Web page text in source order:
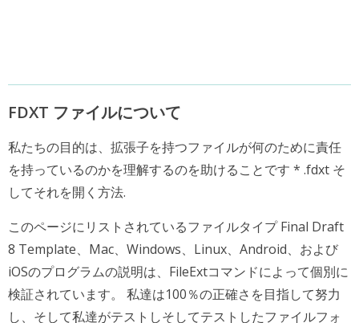
FDXT ファイルについて
私たちの目的は、拡張子を持つファイルが何のために責任
を持っているのかを理解するのを助けることです * .fdxt そ
してそれを開く方法.
このページにリストされているファイルタイプ Final Draft
8 Template、Mac、Windows、Linux、Android、および
iOSのプログラムの説明は、FileExtコマンドによって個別に
検証されています。 私達は100％の正確さを目指して努力
し、そして私達がテストしそしてテストしたファイルフォ